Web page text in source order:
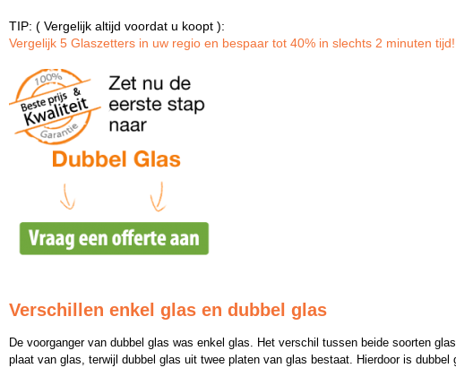
TIP: ( Vergelijk altijd voordat u koopt ):
Vergelijk 5 Glaszetters in uw regio en bespaar tot 40% in slechts 2 minuten tijd!
Verschillen enkel glas en dubbel glas
De voorganger van dubbel glas was enkel glas. Het verschil tussen beide soorten
plaat van glas, terwijl dubbel glas uit twee platen van glas bestaat. Hierdoor is dubbel